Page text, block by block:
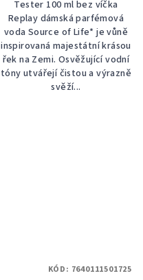
Tester 100 ml bez víčka
Replay dámská parfémová
voda Source of Life* je vůně
inspirovaná majestátní krásou
řek na Zemi. Osvěžující vodní
tóny utvářejí čistou a výrazně
svěží...
KÓD: 7640111501725